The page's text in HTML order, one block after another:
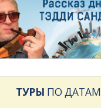
ТУРЫ ПО ДАТАМ